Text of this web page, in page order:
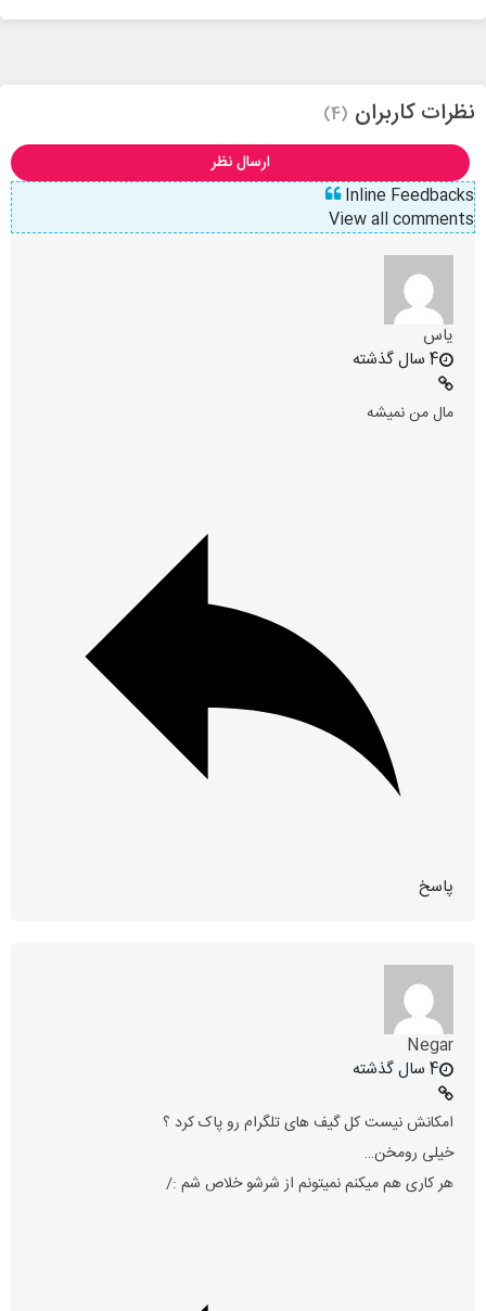
نظرات کاربران (4)
ارسال نظر
Inline Feedbacks
View all comments
یاس
4 سال گذشته
مال من نمیشه
پاسخ
Negar
4 سال گذشته
امکانش نیست کل گیف های تلگرام رو پاک کرد ؟
خیلی رومخن…
هر کاری هم میکنم نمیتونم از شرشو خلاص شم :/